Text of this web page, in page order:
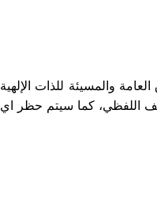
والمسيئة للذات الإلهية
اللفظي، كما سيتم حظر اي